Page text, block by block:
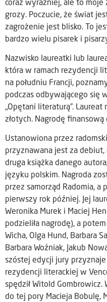
coraz wyraźniej, ale to moje
grozy. Poczucie, że świat
zagrożenie jest blisko. To
bardzo wielu pisarek i
Nazwisko laureatki lub
która w ramach rezydencji
na południu Francji,
podczas odbywającego się
„Opętani literaturą”.
złotych. Nagrodę
Ustanowiona przez
przyznawana jest za
druga książka danego
języku polskim. Nagroda
przez samorząd Radomia, a
pierwszy rok później. Jej
Weronika Murek i Maciej
podzieliła nagrodę), a
Wicha, Olga Hund, Barbara
Barbara Woźniak, Jakub
szóstej edycji jury
rezydencji literackiej w
spędził Witold Gombrowicz.
do tej pory Macieja Bobulę,